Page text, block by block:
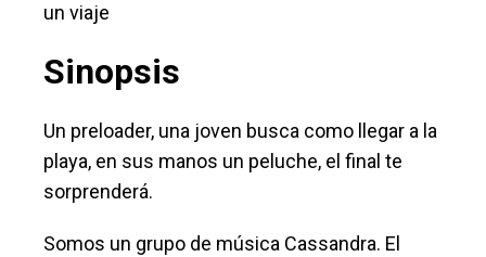
un viaje
Sinopsis
Un preloader, una joven busca como llegar a la
playa, en sus manos un peluche, el final te
sorprenderá.
Somos un grupo de música Cassandra. El